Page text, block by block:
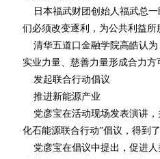
日本福武财团创始人福武总一
们必须改变逐利，为公共利益所
清华五道口金融学院高皓认为
实业力量、慈善力量形成合力方
发起联合行动倡议
推进新能源产业
党彦宝在活动现场发表演讲
化石能源联合行动”倡议，得到
党彦宝在倡议中提出，促进人